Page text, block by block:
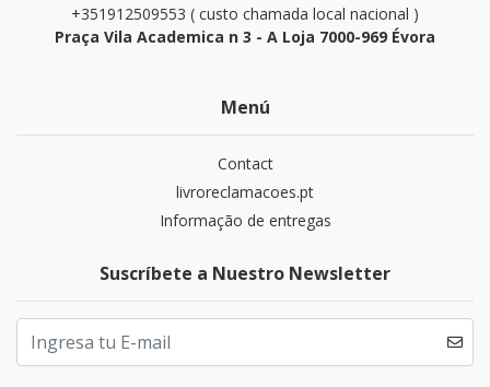
+351912509553 ( custo chamada local nacional )
Praça Vila Academica n 3 - A Loja 7000-969 Évora
Menú
Contact
livroreclamacoes.pt
Informação de entregas
Suscríbete a Nuestro Newsletter